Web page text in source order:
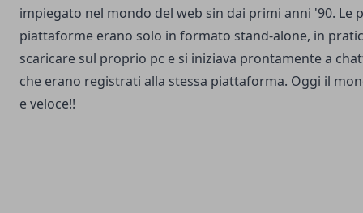
impiegato nel mondo del web sin dai primi anni '90. Le
piattaforme erano solo in formato stand-alone, in
scaricare sul proprio pc e si iniziava prontamente a
che erano registrati alla stessa piattaforma. Oggi il
e veloce!!